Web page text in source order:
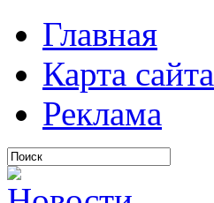
Главная
Карта сайта
Реклама